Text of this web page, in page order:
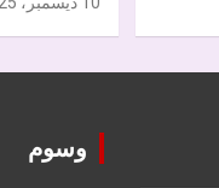
وسوم